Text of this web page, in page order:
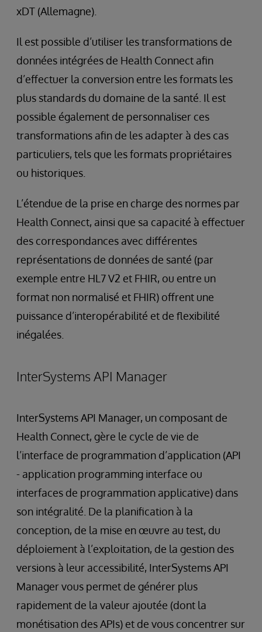
xDT (Allemagne).
Il est possible d’utiliser les transformations de
données intégrées de Health Connect afin
d’effectuer la conversion entre les formats les
plus standards du domaine de la santé. Il est
possible également de personnaliser ces
transformations afin de les adapter à des cas
particuliers, tels que les formats propriétaires
ou historiques.
L’étendue de la prise en charge des normes par
Health Connect, ainsi que sa capacité à effectuer
des correspondances avec différentes
représentations de données de santé (par
exemple entre HL7 V2 et FHIR, ou entre un
format non normalisé et FHIR) offrent une
puissance d’interopérabilité et de flexibilité
inégalées.
InterSystems API Manager
InterSystems API Manager, un composant de
Health Connect, gère le cycle de vie de
l’interface de programmation d’application (API
- application programming interface ou
interfaces de programmation applicative) dans
son intégralité. De la planification à la
conception, de la mise en œuvre au test, du
déploiement à l’exploitation, de la gestion des
versions à leur accessibilité, InterSystems API
Manager vous permet de générer plus
rapidement de la valeur ajoutée (dont la
monétisation des APIs) et de vous concentrer sur